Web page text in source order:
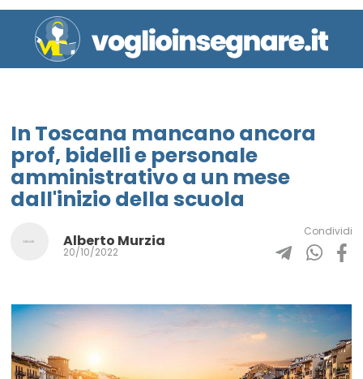
In Toscana mancano ancora
prof, bidelli e personale
amministrativo a un mese
dall'inizio della scuola
Alberto Murzia
20/10/2022
Condividi